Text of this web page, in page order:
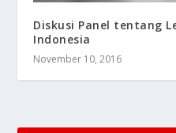
Diskusi Panel tentang
Indonesia
November 10, 2016